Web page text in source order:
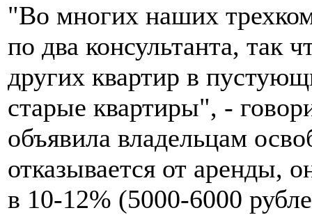
"Во многих наших
по два консультанта, так
других квартир в
старые квартиры", -
объявила владельцам
отказывается от аренды,
в 10-12% (5000-6000